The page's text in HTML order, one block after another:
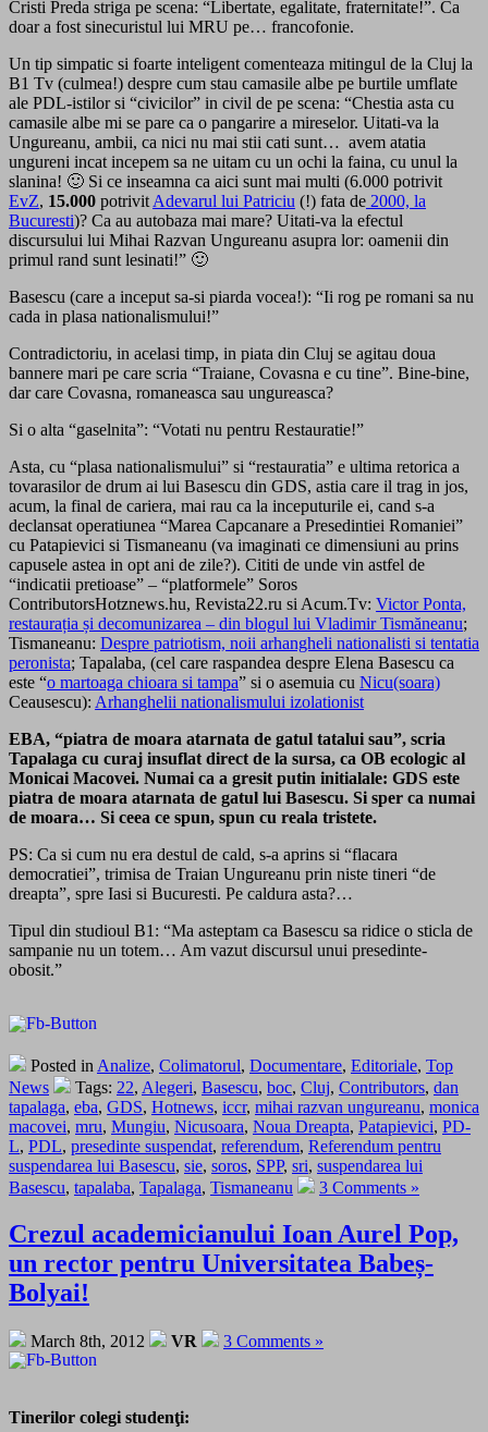
Cristi Preda striga pe scena: “Libertate, egalitate, fraternitate!”. Ca
doar a fost sinecuristul lui MRU pe… francofonie.
Un tip simpatic si foarte inteligent comenteaza mitingul de la Cluj la
B1 Tv (culmea!) despre cum stau camasile albe pe burtile umflate
ale PDL-istilor si “civicilor” in civil de pe scena: “Chestia asta cu
camasile albe mi se pare ca o pangarire a mireselor. Uitati-va la
Ungureanu, ambii, ca nici nu mai stii cati sunt… avem atatia
ungureni incat incepem sa ne uitam cu un ochi la faina, cu unul la
slanina! 🙂 Si ce inseamna ca aici sunt mai multi (6.000 potrivit
EvZ, 15.000 potrivit Adevarul lui Patriciu (!) fata de 2000, la
Bucuresti)? Ca au autobaza mai mare? Uitati-va la efectul
discursului lui Mihai Razvan Ungureanu asupra lor: oamenii din
primul rand sunt lesinati!” 🙂
Basescu (care a inceput sa-si piarda vocea!): “Ii rog pe romani sa nu
cada in plasa nationalismului!”
Contradictoriu, in acelasi timp, in piata din Cluj se agitau doua
bannere mari pe care scria “Traiane, Covasna e cu tine”. Bine-bine,
dar care Covasna, romaneasca sau ungureasca?
Si o alta “gaselnita”: “Votati nu pentru Restauratie!”
Asta, cu “plasa nationalismului” si “restauratia” e ultima retorica a
tovarasilor de drum ai lui Basescu din GDS, astia care il trag in jos,
acum, la final de cariera, mai rau ca la inceputurile ei, cand s-a
declansat operatiunea “Marea Capcanare a Presedintiei Romaniei”
cu Patapievici si Tismaneanu (va imaginati ce dimensiuni au prins
capusele astea in opt ani de zile?). Cititi de unde vin astfel de
“indicatii pretioase” – “platformele” Soros
ContributorsHotznews.hu, Revista22.ru si Acum.Tv: Victor Ponta,
restaurația și decomunizarea – din blogul lui Vladimir Tismăneanu;
Tismaneanu: Despre patriotism, noii arhangheli nationalisti si tentatia
peronista; Tapalaba, (cel care raspandea despre Elena Basescu ca
este “o martoaga chioara si tampa” si o asemuia cu Nicu(soara)
Ceausescu): Arhanghelii nationalismului izolationist
EBA, “piatra de moara atarnata de gatul tatalui sau”, scria
Tapalaga cu curaj insuflat direct de la sursa, ca OB ecologic al
Monicai Macovei. Numai ca a gresit putin initialale: GDS este
piatra de moara atarnata de gatul lui Basescu. Si sper ca numai
de moara… Si ceea ce spun, spun cu reala tristete.
PS: Ca si cum nu era destul de cald, s-a aprins si “flacara
democratiei”, trimisa de Traian Ungureanu prin niste tineri “de
dreapta”, spre Iasi si Bucuresti. Pe caldura asta?…
Tipul din studioul B1: “Ma asteptam ca Basescu sa ridice o sticla de
sampanie nu un totem… Am vazut discursul unui presedinte-
obosit.”
Posted in Analize, Colimatorul, Documentare, Editoriale, Top
News
Tags: 22, Alegeri, Basescu, boc, Cluj, Contributors, dan
tapalaga, eba, GDS, Hotnews, iccr, mihai razvan ungureanu, monica
macovei, mru, Mungiu, Nicusoara, Noua Dreapta, Patapievici, PD-
L, PDL, presedinte suspendat, referendum, Referendum pentru
suspendarea lui Basescu, sie, soros, SPP, sri, suspendarea lui
Basescu, tapalaba, Tapalaga, Tismaneanu 3 Comments »
Crezul academicianului Ioan Aurel Pop,
un rector pentru Universitatea Babeș-
Bolyai!
March 8th, 2012 VR 3 Comments »
Tinerilor colegi studenţi: